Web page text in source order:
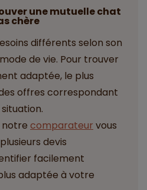
une mutuelle chat
chère
différents selon son
de vie. Pour trouver
adaptée, le plus
offres correspondant
notre comparateur vous
devis
facilement
adaptée à votre